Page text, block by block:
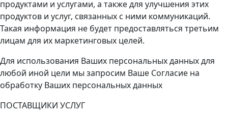
продуктами и услугами, а также для улучшения этих
продуктов и услуг, связанных с ними коммуникаций.
Такая информация не будет предоставляться третьим
лицам для их маркетинговых целей.
Для использования Ваших персональных данных для
любой иной цели мы запросим Ваше Согласие на
обработку Ваших персональных данных
ПОСТАВЩИКИ УСЛУГ